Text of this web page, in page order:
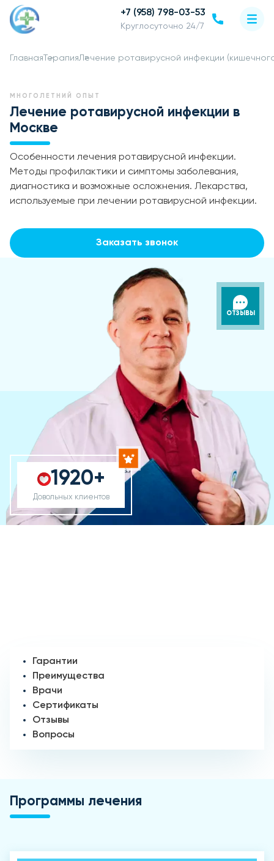
+7 (958) 798-03-53
Круглосуточно 24/7
Главная ТерапияЛечение ротавирусной инфекции
МНОГОЛЕТНИЙ ОПЫТ
Лечение ротавирусной инфекции в
Москве
Особенности лечения ротавирусной инфекции.
Методы профилактики и симптомы заболевания,
диагностика и возможные осложнения. Лекарства,
используемые при лечении ротавирусной инфекции.
Заказать звонок
1920+
Довольных клиентов
ОТЗЫВЫ
Гарантии
Преимущества
Врачи
Сертификаты
Отзывы
Вопросы
Программы лечения